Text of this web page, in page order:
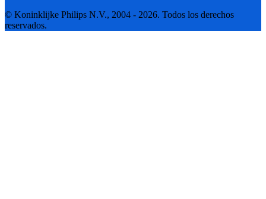
© Koninklijke Philips N.V., 2004 - 2026. Todos los derechos
reservados.